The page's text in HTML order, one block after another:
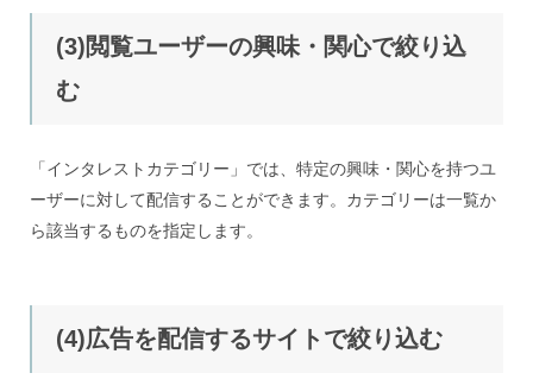
(3)閲覧ユーザーの興味・関心で絞り込
む
「インタレストカテゴリー」では、特定の興味・関心を持つユ
ーザーに対して配信することができます。カテゴリーは一覧か
ら該当するものを指定します。
(4)広告を配信するサイトで絞り込む